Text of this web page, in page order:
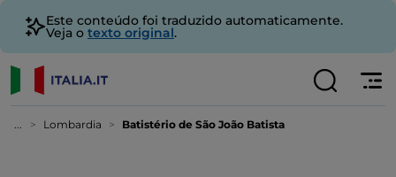
Este conteúdo foi traduzido automaticamente.
Veja o texto original.
... Lombardia Batistério de São João Batista